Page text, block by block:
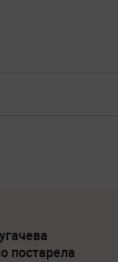
постарела